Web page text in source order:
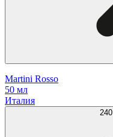
Martini Rosso
50 мл
Италия
240